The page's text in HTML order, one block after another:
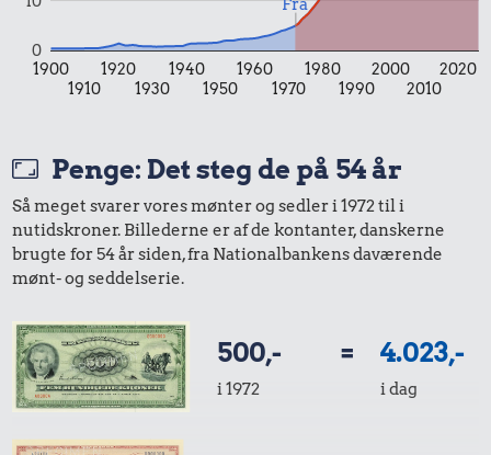
Priser i nutidskroner er estimeret af Oldmoney. Priser i
datidskroner er på baggrund af forbrugerprisindekset fra
Danmarks Statistik.
1900
1910
1920
1930
1940
1950
1960
1970
1980
1990
2000
2010
2020
0
Fra
Penge: Det steg de på 54 år
Så meget svarer vores mønter og sedler i 1972 til i
nutidskroner. Billederne er af de kontanter, danskerne
brugte for 54 år siden, fra Nationalbankens daværende
mønt- og seddelserie.
500,-
i 1972
= 4.023,-
i dag